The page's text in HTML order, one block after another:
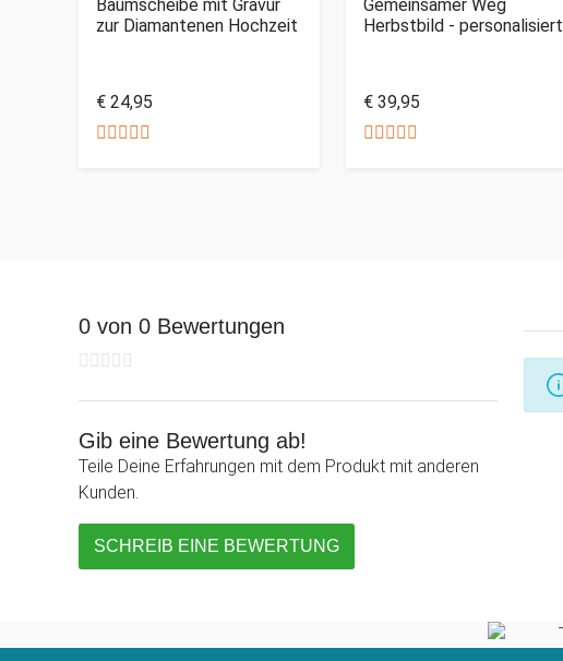
Baumscheibe mit Gravur
zur Diamantenen Hochzeit
€ 24,95
Gemeinsamer Weg
Herbstbild - personalisiert
€ 39,95
0 von 0 Bewertungen
Gib eine Bewertung ab!
Teile Deine Erfahrungen mit dem Produkt mit anderen
Kunden.
SCHREIB EINE BEWERTUNG